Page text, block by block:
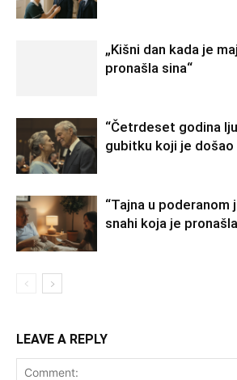
„Kišni dan kada je
pronašla sina“
“Četrdeset godina
gubitku koji je došao
“Tajna u poderanom
snahi koja je
LEAVE A REPLY